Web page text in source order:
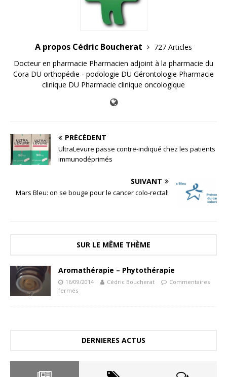
A propos Cédric Boucherat
727 Articles
Docteur en pharmacie Pharmacien adjoint à la pharmacie du
Cora DU orthopédie - podologie DU Gérontologie Pharmacie
clinique DU Pharmacie clinique oncologique
PRÉCÉDENT
UltraLevure passe contre-indiqué chez les patients
immunodéprimés
SUIVANT
Mars Bleu: on se bouge pour le cancer colo-rectal!
SUR LE MÊME THÈME
Aromathérapie – Phytothérapie
16/09/2014 Cédric Boucherat
Commentaires
fermés
DERNIERES ACTUS